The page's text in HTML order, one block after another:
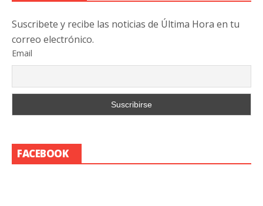
Suscribete y recibe las noticias de Última Hora en tu
correo electrónico.
Email
FACEBOOK